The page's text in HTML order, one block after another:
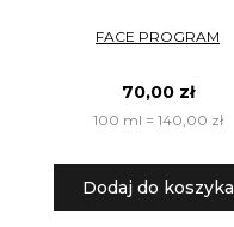
FACE PROGRAM
70,00 zł
100 ml = 140,00 zł
Dodaj do koszyka